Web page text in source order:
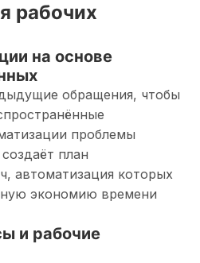
рабочих
на основе
обращения, чтобы
проблемы
план
автоматизация которых
экономию времени
и рабочие